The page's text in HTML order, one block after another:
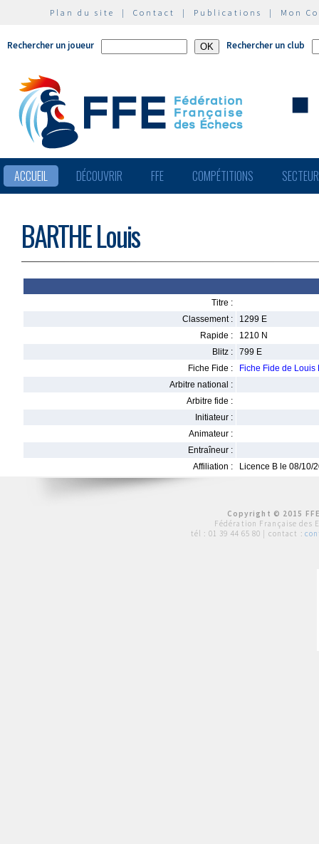
Plan du site | Contact | Publications | Mon
Rechercher un joueur Rechercher un club
ACCUEIL DÉCOUVRIR FFE COMPÉTITIONS
BARTHE Louis
Titre :
Classement :
1299 E
Rapide :
1210 N
Blitz :
799 E
Fiche Fide :
Fiche Fide de Louis
Arbitre national :
Arbitre fide :
Initiateur :
Animateur :
Entraîneur :
Affiliation :
Licence B le 08/10/
Copyright © 2015
Fédération Française des
tél : 01 39 44 65 80 | contact :